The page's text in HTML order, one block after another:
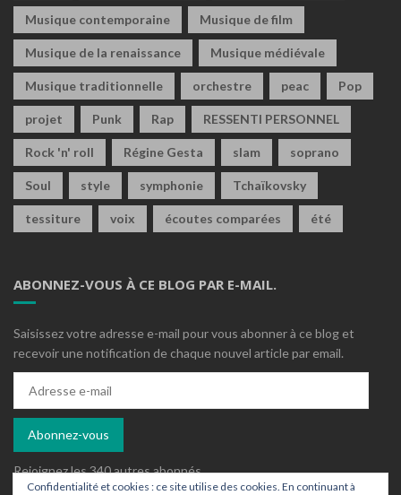
Musique contemporaine Musique de film
Musique de la renaissance Musique médiévale
Musique traditionnelle orchestre peac Pop
projet Punk Rap RESSENTI PERSONNEL
Rock 'n' roll Régine Gesta slam soprano
Soul style symphonie Tchaïkovsky
tessiture voix écoutes comparées été
ABONNEZ-VOUS À CE BLOG PAR E-MAIL.
Saisissez votre adresse e-mail pour vous abonner à ce blog et
recevoir une notification de chaque nouvel article par email.
mail
Abonnez-vous
Rejoignez les 340 autres abonnés
Confidentialité et cookies : ce site utilise des cookies. En continuant à